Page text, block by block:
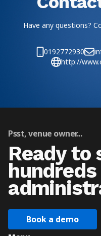
Have any questions?
0192772930
http://
Psst, venue owner...
Ready to
Book a demo